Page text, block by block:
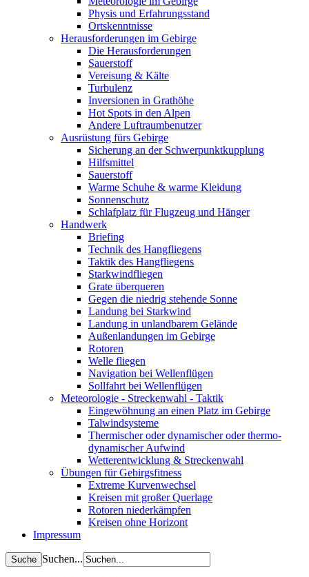
Physis und Erfahrungsstand
Ortskenntnisse
Herausforderungen im Gebirge
Die Herausforderungen
Sauerstoff
Vereisung & Kälte
Turbulenz
Inversionen in Grathöhe
Hot Spots in den Alpen
Andere Luftraumbenutzer
Ausrüstung fürs Gebirge
Sicherung an der Schwerpunktkupplung
Hilfsmittel
Sauerstoff
Warme Schuhe & warme Kleidung
Sonnenschutz
Schlafplatz für Flugzeug und Hänger
Handwerk
Briefing
Technik des Hangfliegens
Taktik des Hangfliegens
Starkwindfliegen
Grate überqueren
Gegen die niedrig stehende Sonne
Landung bei Starkwind
Landung in unlandbarem Gelände
Außenlandungen im Gebirge
Rotoren
Welle fliegen
Navigation bei Wellenflügen
Sollfahrt bei Wellenflügen
Meteorologie - Streckenwahl - Taktik
Eingewöhnung an einen Platz im Gebirge
Talwindsysteme
Thermischer oder dynamischer oder thermo-
dynamischer Aufwind
Wetterentwicklung & Streckenwahl
Übungen für Gebirgsfitness
Extreme Kurvenwechsel
Kreisen mit großer Querlage
Rotoren niederkämpfen
Kreisen ohne Horizont
Impressum
Suchen...